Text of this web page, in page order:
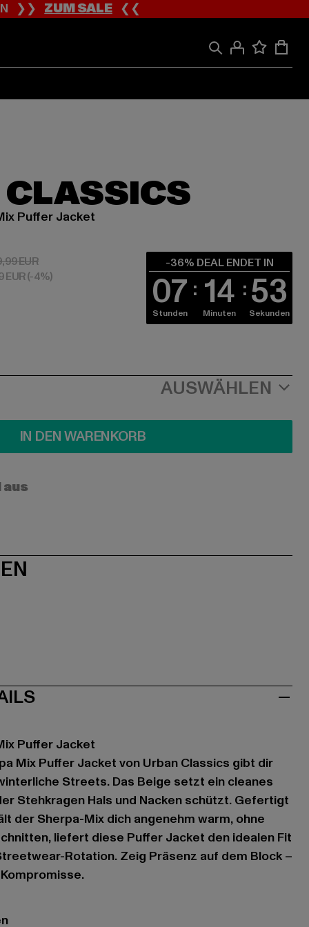
❯❯ZUM SALE❮❮
Puffer Jacket
EUR
EURAktionspreis: 79,99 EUR
EUR(-4%)
-36% DEAL ENDET IN
07
Stunden 14
Minuten 52
Sekunden
AUSWÄHLEN
IN DEN WARENKORB
Puffer Jacket
Mix Puffer Jacket von Urban Classics gibt dir
Streets. Das Beige setzt ein cleanes
Stehkragen Hals und Nacken schützt. Gefertigt
der Sherpa-Mix dich angenehm warm, ohne
liefert diese Puffer Jacket den idealen Fit
Rotation. Zeig Präsenz auf dem Block –